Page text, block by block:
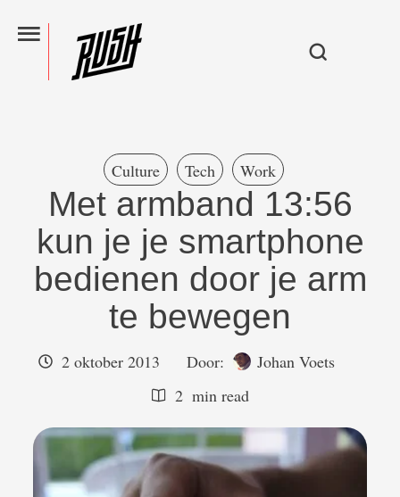
Culture Tech Work
Met armband 13:56
kun je je smartphone
bedienen door je arm
te bewegen
2 oktober 2013 Door:
Johan Voets
2 min read